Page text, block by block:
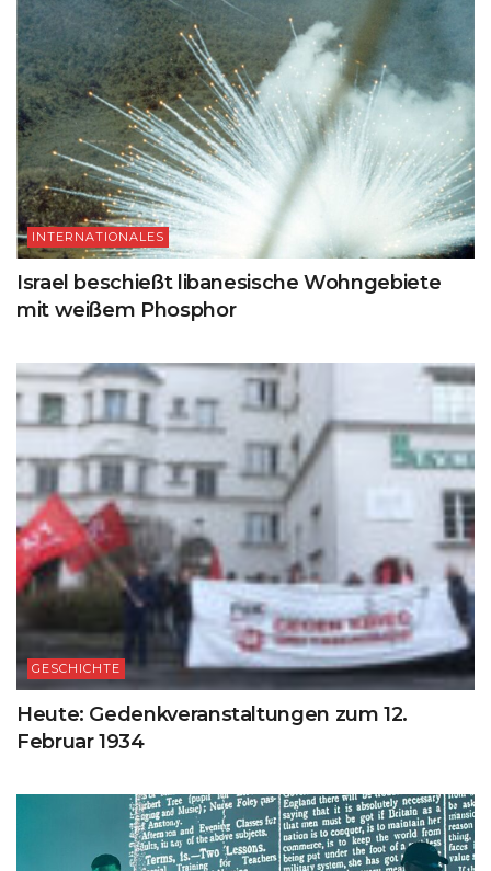
INTERNATIONALES
Israel beschießt libanesische Wohngebiete
mit weißem Phosphor
GESCHICHTE
Heute: Gedenkveranstaltungen zum 12.
Februar 1934